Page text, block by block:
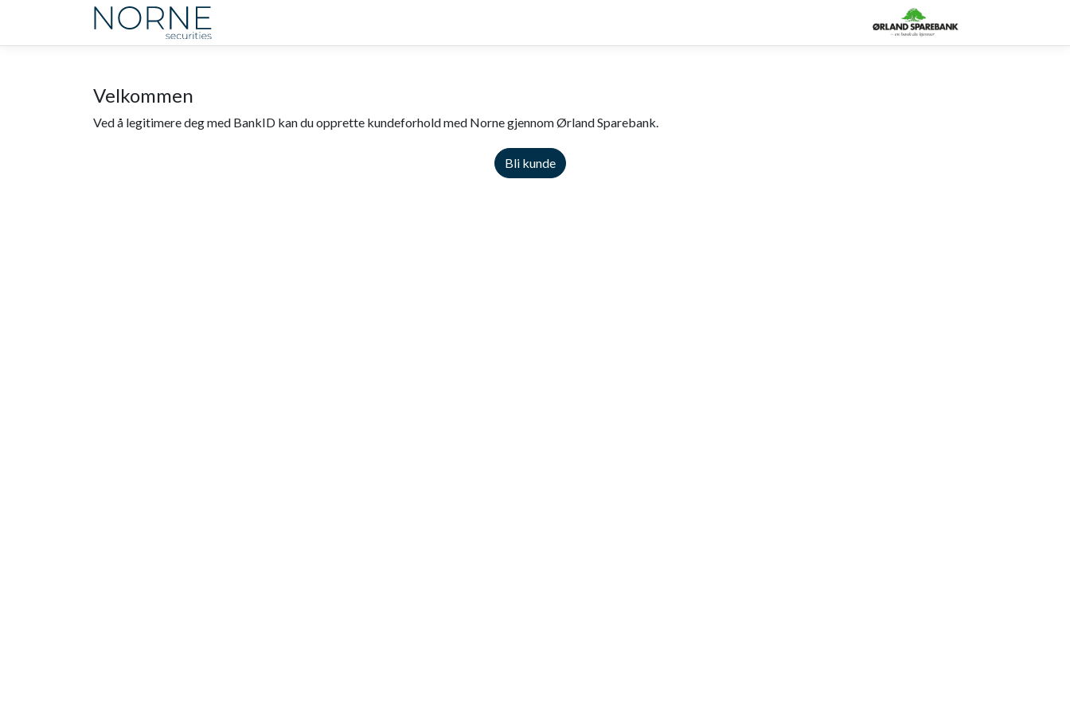
Velkommen
Ved å legitimere deg med BankID kan du opprette kundeforhold med Norne gjennom Ørland Sparebank.
Bli kunde